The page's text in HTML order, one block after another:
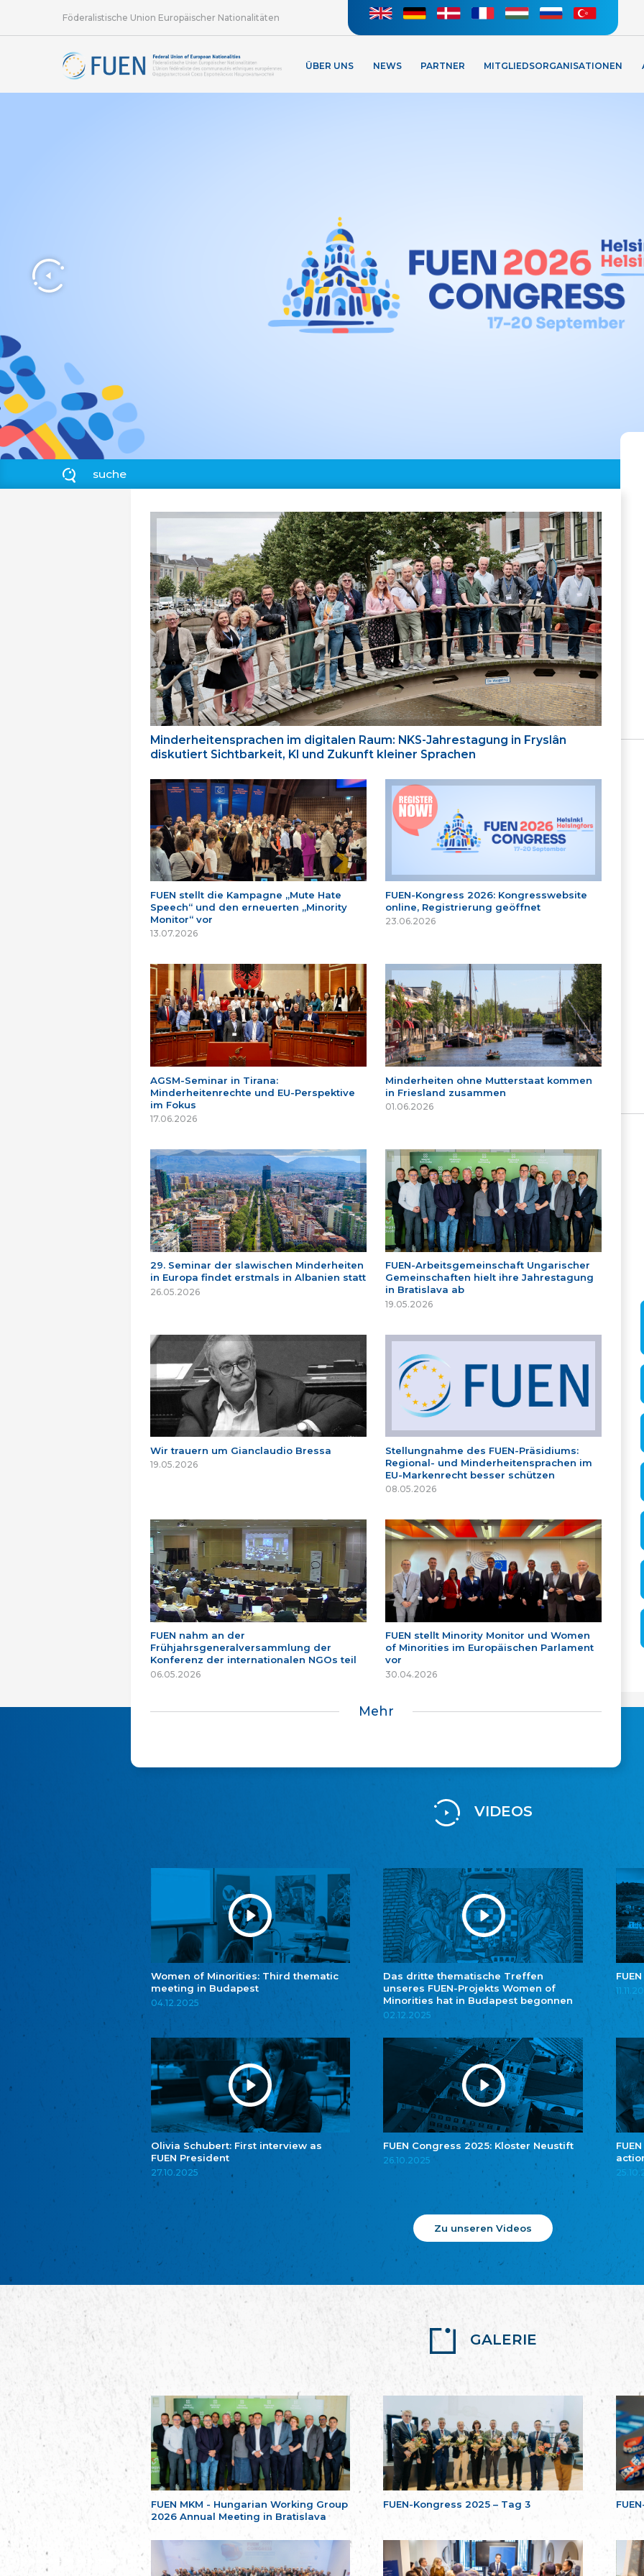
Föderalistische Union Europäischer Nationalitäten
ÜBER UNS NEWS PARTNER MITGLIEDSORGANISATIONEN
Minderheitensprachen im digitalen Raum: NKS-Jahrestagung in Fryslân
diskutiert Sichtbarkeit, KI und Zukunft kleiner Sprachen
FUEN stellt die Kampagne „Mute Hate
Speech“ und den erneuerten „Minority
Monitor“ vor
13.07.2026
FUEN-Kongress 2026: Kongresswebsite
online, Registrierung geöffnet
23.06.2026
AGSM-Seminar in Tirana:
Minderheitenrechte und EU-Perspektive
im Fokus
17.06.2026
Minderheiten ohne Mutterstaat kommen
in Friesland zusammen
01.06.2026
29. Seminar der slawischen Minderheiten
in Europa findet erstmals in Albanien statt
26.05.2026
FUEN-Arbeitsgemeinschaft Ungarischer
Gemeinschaften hielt ihre Jahrestagung
in Bratislava ab
19.05.2026
Wir trauern um Gianclaudio Bressa
19.05.2026
Stellungnahme des FUEN-Präsidiums:
Regional- und Minderheitensprachen im
EU-Markenrecht besser schützen
08.05.2026
FUEN nahm an der
Frühjahrsgeneralversammlung der
Konferenz der internationalen NGOs teil
06.05.2026
FUEN stellt Minority Monitor und Women
of Minorities im Europäischen Parlament
vor
30.04.2026
Mehr
VIDEOS
Women of Minorities: Third thematic
meeting in Budapest
04.12.2025
Das dritte thematische Treffen
unseres FUEN-Projekts Women of
Minorities hat in Budapest begonnen
02.12.2025
Olivia Schubert: First interview as
FUEN President
27.10.2025
FUEN Congress 2025: Kloster Neustift
26.10.2025
Zu unseren Videos
GALERIE
FUEN MKM - Hungarian Working Group
2026 Annual Meeting in Bratislava
FUEN-Kongress 2025 – Tag 3